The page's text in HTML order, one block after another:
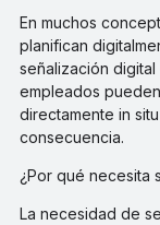
En muchos
planifican
señalización
empleados
directamente in
consecuencia.
¿Por qué necesita
La necesidad de